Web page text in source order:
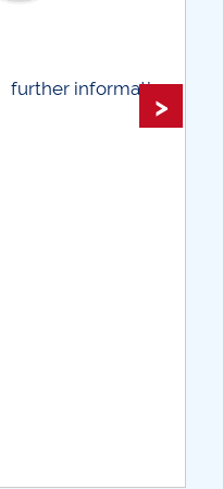
further information...
>